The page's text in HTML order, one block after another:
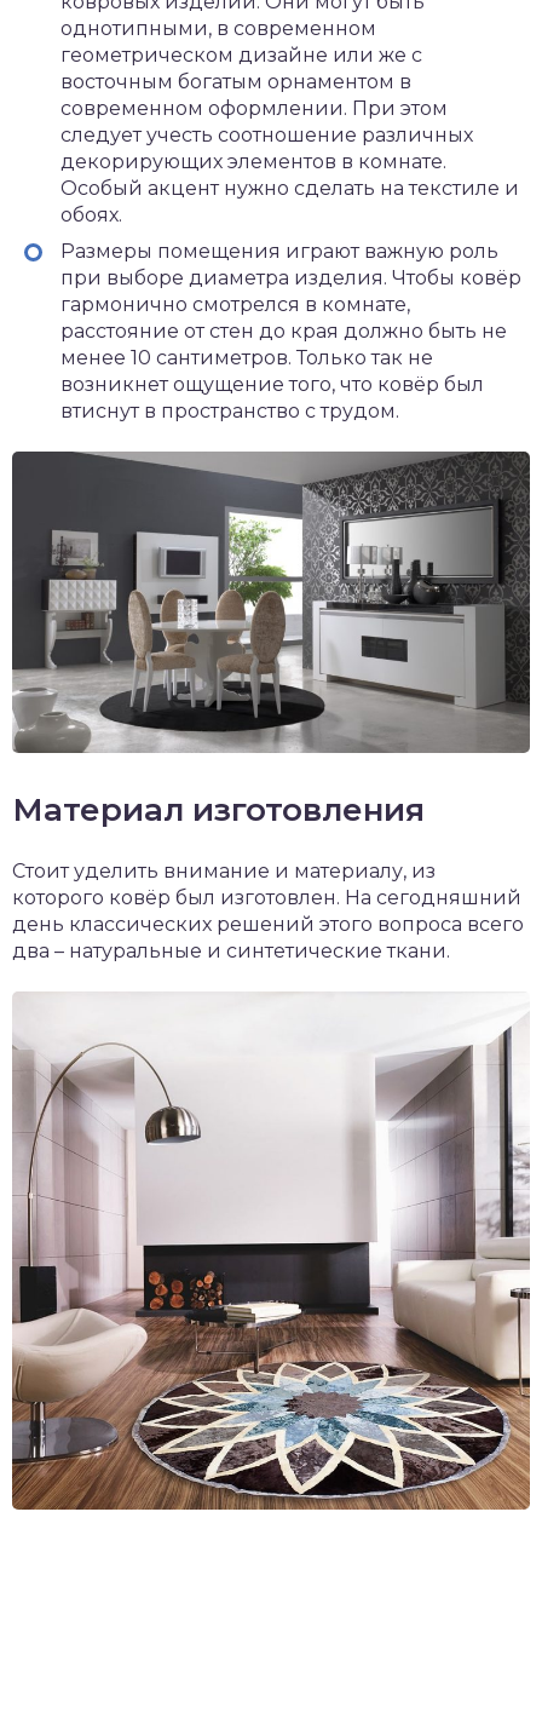
однотипными, в современном
геометрическом дизайне или же с
восточным богатым орнаментом в
современном оформлении. При этом
следует учесть соотношение различных
декорирующих элементов в комнате.
Особый акцент нужно сделать на текстиле и
обоях.
Размеры помещения играют важную роль
при выборе диаметра изделия. Чтобы ковёр
гармонично смотрелся в комнате,
расстояние от стен до края должно быть не
менее 10 сантиметров. Только так не
возникнет ощущение того, что ковёр был
втиснут в пространство с трудом.
Материал изготовления
Стоит уделить внимание и материалу, из
которого ковёр был изготовлен. На сегодняшний
день классических решений этого вопроса всего
два – натуральные и синтетические ткани.